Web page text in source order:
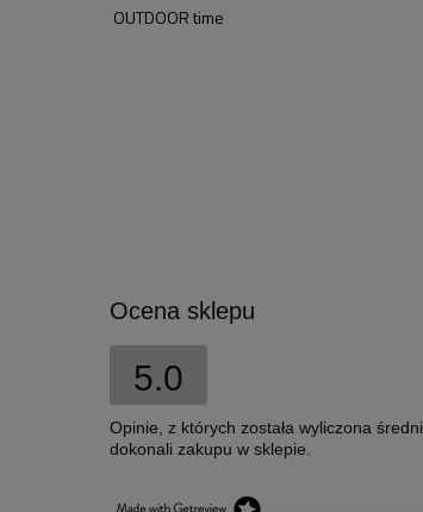
OUTDOOR time
Ocena sklepu
5.0
Opinie, z których została wyliczona
dokonali zakupu w sklepie.